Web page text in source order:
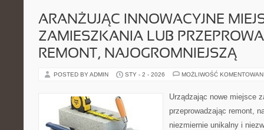
ARANŻUJĄC INNOWACYJNE
ZAMIESZKANIA LUB
REMONT, NAJOGROMNIEJSZĄ
POSTED BY ADMIN STY - 2 - 2026 MOŻLIWOŚĆ
Urządzając nowe miejsce
przeprowadzając remont,
niezmiernie unikalny i